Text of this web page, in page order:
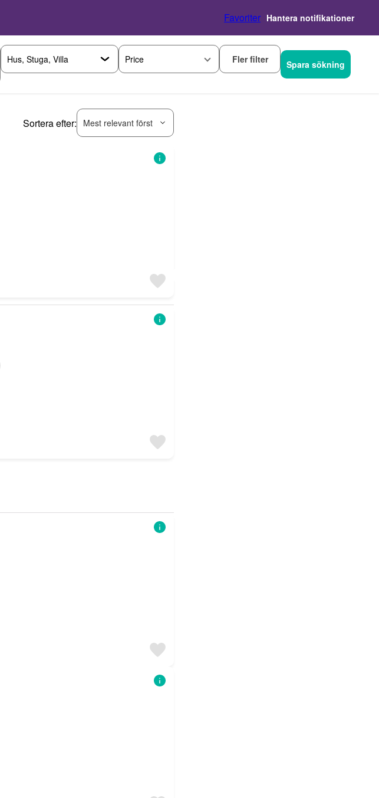
Favoriter Hantera notifikationer
Price Fler filter Spara sökning
Sortera efter: Mest relevant först